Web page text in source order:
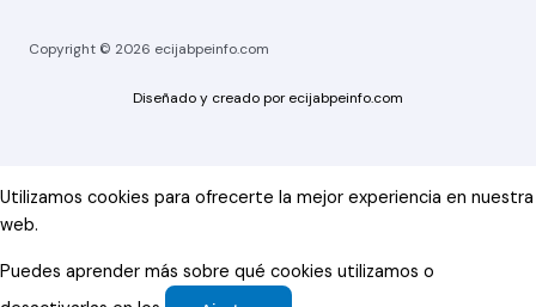
Copyright © 2026 ecijabpeinfo.com
Diseñado y creado por ecijabpeinfo.com
Utilizamos cookies para ofrecerte la mejor experiencia en nuestra
web.
Puedes aprender más sobre qué cookies utilizamos o